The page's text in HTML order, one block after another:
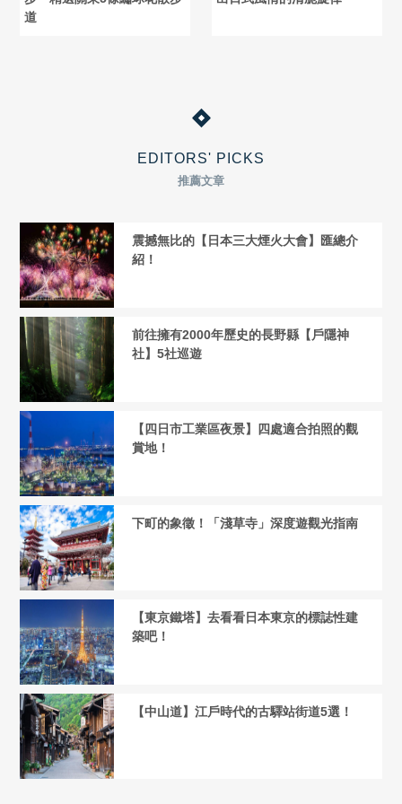
道
EDITORS' PICKS
推薦文章
震撼無比的【日本三大煙火大會】匯總介
紹！
前往擁有2000年歷史的長野縣【戶隱神
社】5社巡遊
【四日市工業區夜景】四處適合拍照的觀
賞地！
下町的象徵！「淺草寺」深度遊觀光指南
【東京鐵塔】去看看日本東京的標誌性建
築吧！
【中山道】江戶時代的古驛站街道5選！